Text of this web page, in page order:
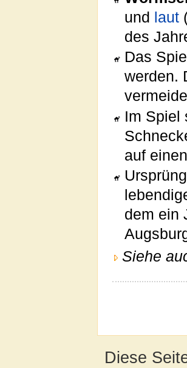
und
laut
des
Das
werden.
Im Spiel
auf einen
dem ein
Siehe
Diese